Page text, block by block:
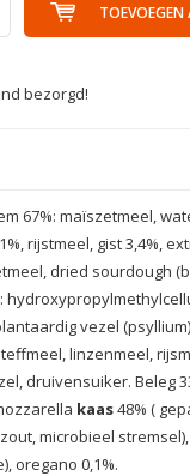
bezorgd!
67%: maïszetmeel,
rijstmeel, gist 3,4%,
dried sourdough
vezel
linzenmeel,
druivensuiker. Beleg
kaas48% (
microbieel
oregano 0,1%.